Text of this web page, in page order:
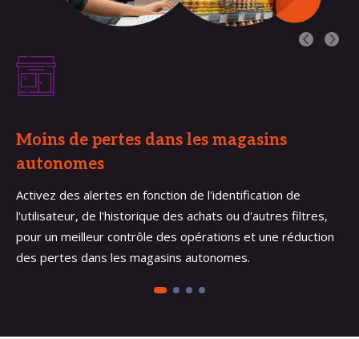
Moins de pertes dans les magasins
autonomes
Activez des alertes en fonction de l'identification de
l'utilisateur, de l'historique des achats ou d'autres filtres,
pour un meilleur contrôle des opérations et une réduction
des pertes dans les magasins autonomes.